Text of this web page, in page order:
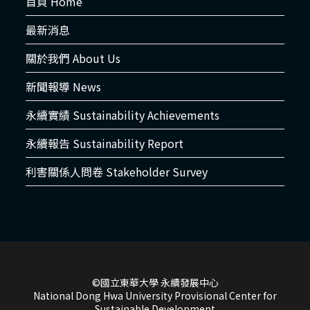
最新消息
關於我們 About Us
新聞報導 News
永續實績 Sustainability Achievements
永續報告 Sustainability Report
利害關係人問卷 Stakeholder Survey
©國立東華大學 永續發展中心
National Dong Hwa University Provisional Center for